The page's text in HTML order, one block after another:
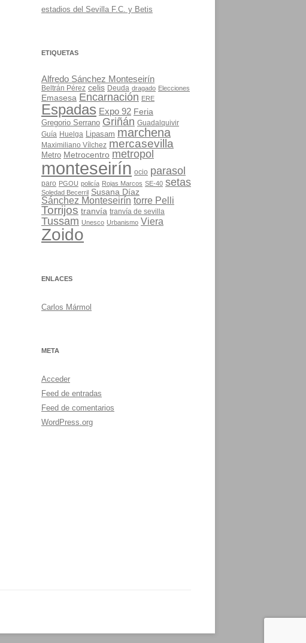
estadios del Sevilla F.C. y Betis
ETIQUETAS
Alfredo Sánchez Monteseirín
Beltrán Pérez celis Deuda dragado Elecciones
Emasesa Encarnación ERE
Espadas Expo 92 Feria
Gregorio Serrano Griñán Guadalquivir
Guía Huelga Lipasam marchena
Maximiliano Vílchez mercasevilla
Metro Metrocentro metropol
monteseirín ocio parasol
paro PGOU policía Rojas Marcos SE-40 setas
Soledad Becerril Susana Díaz
Sánchez Monteseirín torre Pelli
Torrijos tranvía tranvía de sevilla
Tussam Unesco Urbanismo Viera
Zoido
ENLACES
Carlos Mármol
META
Acceder
Feed de entradas
Feed de comentarios
WordPress.org